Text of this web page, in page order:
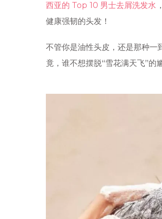
西亚的 Top 10 男士去屑洗发水
健康强韧的头发！
不管你是油性头皮，还是那种一
竟，谁不想摆脱“雪花满天飞”的